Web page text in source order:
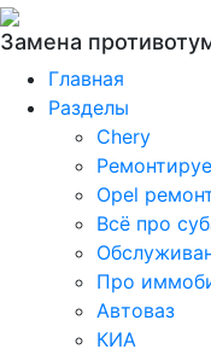
Замена
Главная
Разделы
Chery
Opel
Всё про
Про
Автоваз
КИА